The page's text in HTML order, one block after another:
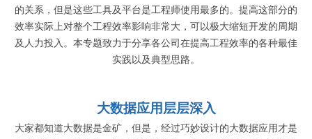
的关系，但是这些工具及平台是工程师使用最多的。提高这部分的
效率实际上对整个工程效率影响非常大，可以极大缩短开发的周期
及人力投入。本专题致力于分享各公司在提高工程效率的各种最佳
实践以及典型思路。
大数据应用层层深入
大家都知道大数据是金矿，但是，经过巧妙设计的大数据应用才是